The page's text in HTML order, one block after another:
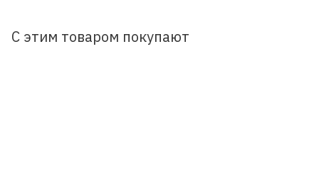
С этим товаром покупают